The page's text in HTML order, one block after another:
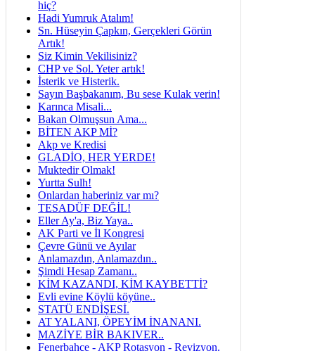
hiç?
Hadi Yumruk Atalım!
Sn. Hüseyin Çapkın, Gerçekleri Görün
Artık!
Siz Kimin Vekilisiniz?
CHP ve Sol. Yeter artık!
İsterik ve Histerik.
Sayın Başbakanım, Bu sese Kulak verin!
Karınca Misali...
Bakan Olmuşsun Ama...
BİTEN AKP Mİ?
Akp ve Kredisi
GLADİO, HER YERDE!
Muktedir Olmak!
Yurtta Sulh!
Onlardan haberiniz var mı?
TESADÜF DEĞİL!
Eller Ay'a, Biz Yaya..
AK Parti ve İl Kongresi
Çevre Günü ve Ayılar
Anlamazdın, Anlamazdın..
Şimdi Hesap Zamanı..
KİM KAZANDI, KİM KAYBETTİ?
Evli evine Köylü köyüne..
STATÜ ENDİŞESİ.
AT YALANI, ÖPEYİM İNANANI.
MAZİYE BİR BAKIVER..
Fenerbahçe - AKP Rotasyon - Revizyon.